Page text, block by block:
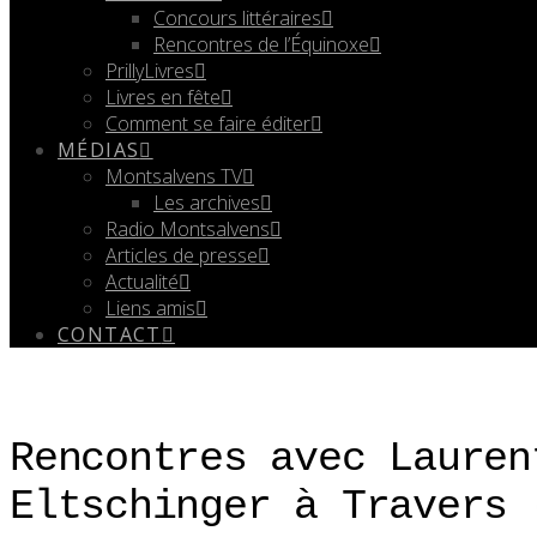
Concours littéraires
Rencontres de l’Équinoxe
PrillyLivres
Livres en fête
Comment se faire éditer
MÉDIAS
Montsalvens TV
Les archives
Radio Montsalvens
Articles de presse
Actualité
Liens amis
CONTACT
Rencontres avec
Eltschinger à Travers